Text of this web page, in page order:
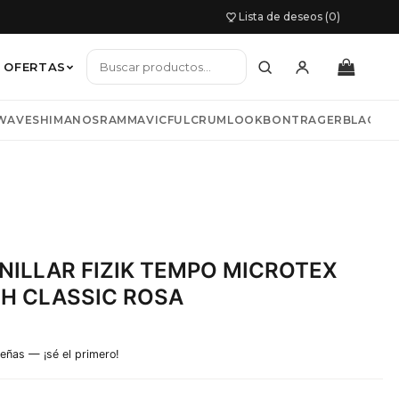
Lista de deseos (0)
chaquetas
OFERTAS
SHIMANOSRAM MAVICFULCRUM LOOKBONTRAGER
FIZIK TEMPO MICROTEX
CLASSIC ROSA
— ¡sé el primero!